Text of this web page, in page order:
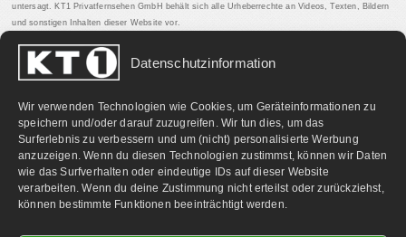
Datenschutzinformation
Wir verwenden Technologien wie Cookies, um Geräteinformationen zu
speichern und/oder darauf zuzugreifen. Wir tun dies, um das
Surferlebnis zu verbessern und um (nicht) personalisierte Werbung
anzuzeigen. Wenn du diesen Technologien zustimmst, können wir Daten
wie das Surfverhalten oder eindeutige IDs auf dieser Website
verarbeiten. Wenn du deine Zustimmung nicht erteilst oder zurückziehst,
können bestimmte Funktionen beeinträchtigt werden.
untersagt. KT1 Privatfernsehen GmbH behält sich alle Urheberrechte an Videos, Texten, Bildern
und sonstigen Inhalten dieser Website vor.
PARTNERLINKS: